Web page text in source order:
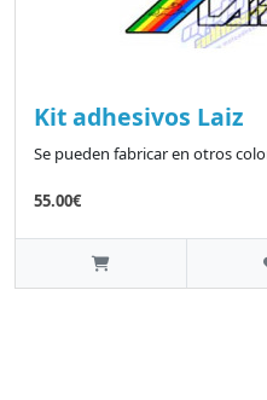
Kit adhesivos Laiz
Se pueden fabricar en otros
55.00€